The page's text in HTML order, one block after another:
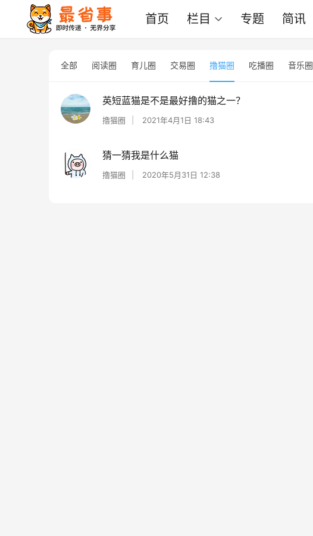
首页 栏目 专题 简讯
全部 阅读圈 育儿圈 交易圈 撸猫圈 吃播圈 音乐圈
英短蓝猫是不是最好撸的猫之一？
撸猫圈 2021年4月1日 18:43
猜一猜我是什么猫
撸猫圈 2020年5月31日 12:38